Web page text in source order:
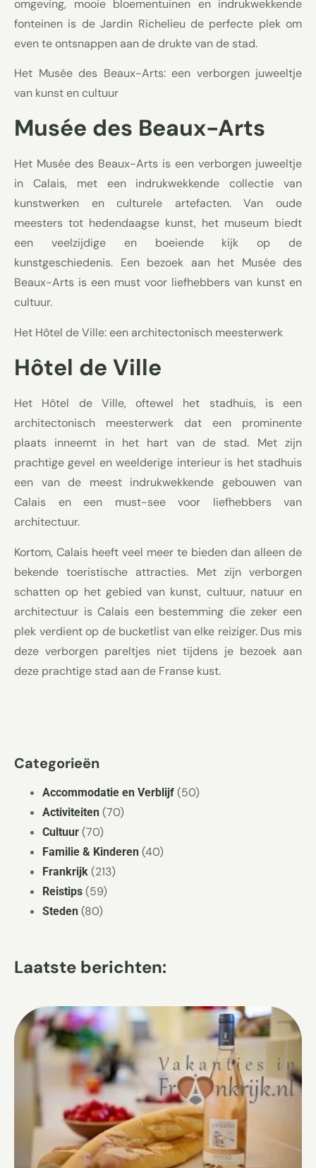
omgeving, mooie bloementuinen en indrukwekkende
fonteinen is de Jardin Richelieu de perfecte plek om
even te ontsnappen aan de drukte van de stad.
Het Musée des Beaux-Arts: een verborgen juweeltje
van kunst en cultuur
Musée des Beaux-Arts
Het Musée des Beaux-Arts is een verborgen juweeltje
in Calais, met een indrukwekkende collectie van
kunstwerken en culturele artefacten. Van oude
meesters tot hedendaagse kunst, het museum biedt
een veelzijdige en boeiende kijk op de
kunstgeschiedenis. Een bezoek aan het Musée des
Beaux-Arts is een must voor liefhebbers van kunst en
cultuur.
Het Hôtel de Ville: een architectonisch meesterwerk
Hôtel de Ville
Het Hôtel de Ville, oftewel het stadhuis, is een
architectonisch meesterwerk dat een prominente
plaats inneemt in het hart van de stad. Met zijn
prachtige gevel en weelderige interieur is het stadhuis
een van de meest indrukwekkende gebouwen van
Calais en een must-see voor liefhebbers van
architectuur.
Kortom, Calais heeft veel meer te bieden dan alleen de
bekende toeristische attracties. Met zijn verborgen
schatten op het gebied van kunst, cultuur, natuur en
architectuur is Calais een bestemming die zeker een
plek verdient op de bucketlist van elke reiziger. Dus mis
deze verborgen pareltjes niet tijdens je bezoek aan
deze prachtige stad aan de Franse kust.
Categorieën
Accommodatie en Verblijf (50)
Activiteiten (70)
Cultuur (70)
Familie & Kinderen (40)
Frankrijk (213)
Reistips (59)
Steden (80)
Laatste berichten: